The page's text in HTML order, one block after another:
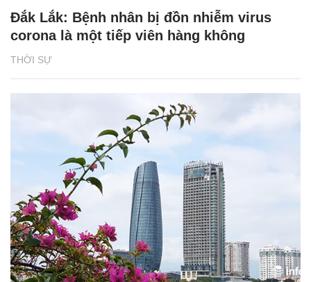
THỜI SỰ
Đắk Lắk: Bệnh nhân bị đồn nhiễm virus
corona là một tiếp viên hàng không